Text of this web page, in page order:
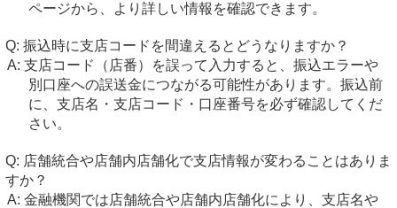
ページから、より詳しい情報を確認できます。
振込時に支店コードを間違えるとどうなりますか？
支店コード（店番）を誤って入力すると、振込エラーや
別口座への誤送金につながる可能性があります。振込前
に、支店名・支店コード・口座番号を必ず確認してくだ
さい。
店舗統合や店舗内店舗化で支店情報が変わることはありま
すか？
金融機関では店舗統合や店舗内店舗化により、支店名や